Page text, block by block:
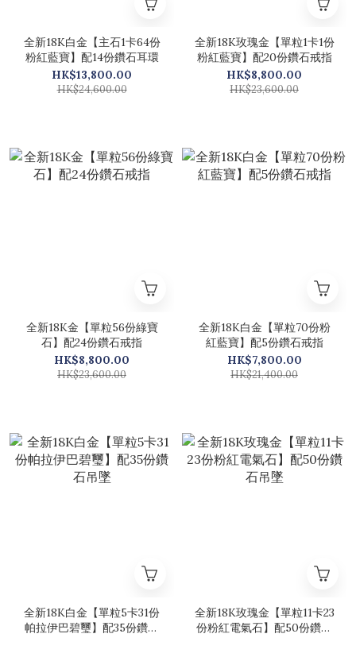
全新18K白金【主石1卡64份
粉紅藍寶】配14份鑽石耳環
HK$13,800.00
HK$24,600.00
全新18K玫瑰金【單粒1卡1份
粉紅藍寶】配20份鑽石戒指
HK$8,800.00
HK$23,600.00
全新18K金【單粒56份綠寶
石】配24份鑽石戒指
HK$8,800.00
HK$23,600.00
全新18K白金【單粒70份粉
紅藍寶】配5份鑽石戒指
HK$7,800.00
HK$21,400.00
全新18K白金【單粒5卡31份
帕拉伊巴碧璽】配35份鑽石
全新18K玫瑰金【單粒11卡23
份粉紅電氣石】配50份鑽石